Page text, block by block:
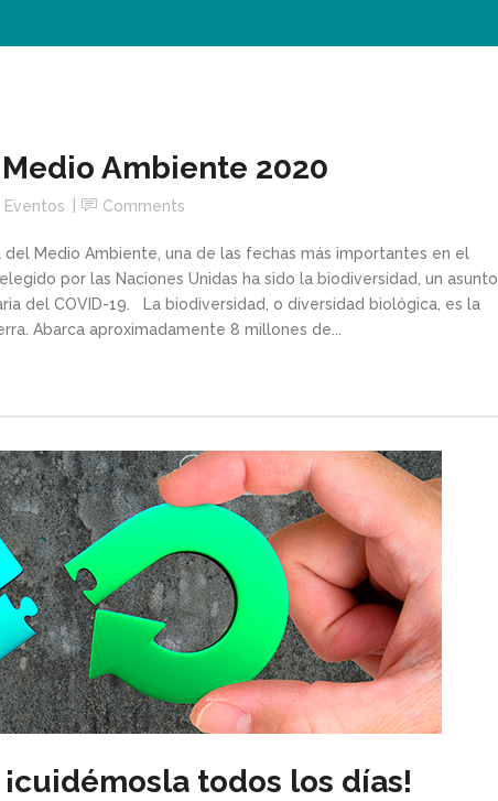
Ambiente 2020
Eventos Comments
del Medio Ambiente, una de las fechas más importantes en el
por las Naciones Unidas ha sido la biodiversidad, un asunto
del COVID-19. La biodiversidad, o diversidad biológica, es la
Abarca aproximadamente 8 millones de...
todos los días!